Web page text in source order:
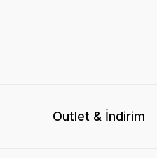
Outlet & İndirim